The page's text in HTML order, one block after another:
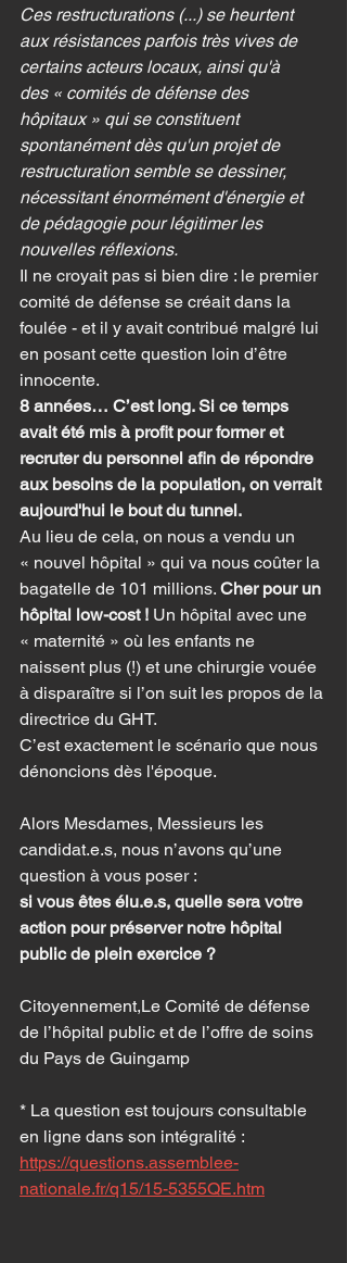
Ces restructurations (...) se heurtent
aux résistances parfois très vives de
certains acteurs locaux, ainsi qu'à
des « comités de défense des
hôpitaux » qui se constituent
spontanément dès qu'un projet de
restructuration semble se dessiner,
nécessitant énormément d'énergie et
de pédagogie pour légitimer les
nouvelles réflexions.
Il ne croyait pas si bien dire : le premier
comité de défense se créait dans la
foulée - et il y avait contribué malgré lui
en posant cette question loin d’être
innocente.
8 années… C’est long. Si ce temps
avait été mis à profit pour former et
recruter du personnel afin de répondre
aux besoins de la population, on verrait
aujourd'hui le bout du tunnel.
Au lieu de cela, on nous a vendu un
« nouvel hôpital » qui va nous coûter la
bagatelle de 101 millions. Cher pour un
hôpital low-cost ! Un hôpital avec une
« maternité » où les enfants ne
naissent plus (!) et une chirurgie vouée
à disparaître si l’on suit les propos de la
directrice du GHT.
C’est exactement le scénario que nous
dénoncions dès l'époque.
Alors Mesdames, Messieurs les
candidat.e.s, nous n’avons qu’une
question à vous poser :
si vous êtes élu.e.s, quelle sera votre
action pour préserver notre hôpital
public de plein exercice ?
Citoyennement,Le Comité de défense
de l’hôpital public et de l’offre de soins
du Pays de Guingamp
* La question est toujours consultable
en ligne dans son intégralité :
https://questions.assemblee-
nationale.fr/q15/15-5355QE.htm